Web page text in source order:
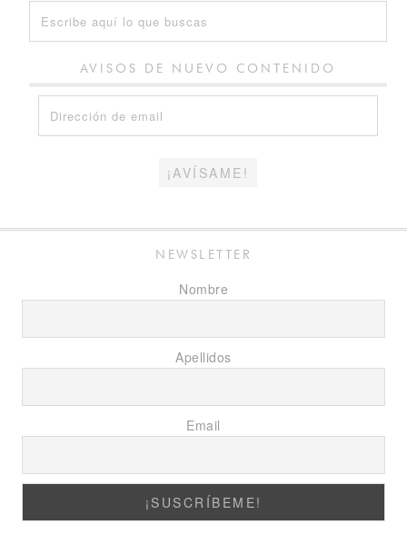
AVISOS DE NUEVO CONTENIDO
de
¡AVÍSAME!
NEWSLETTER
Nombre
Apellidos
Email